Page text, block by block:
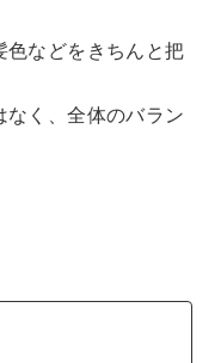
色などをきちんと把
く、全体のバラン